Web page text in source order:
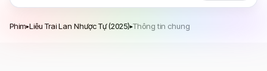
Phim▸Liêu Trai Lan Nhược Tự (2025)▸Thông tin chung